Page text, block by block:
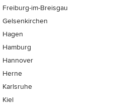
Freiburg-im-Breisgau
Gelsenkirchen
Hagen
Hamburg
Hannover
Herne
Karlsruhe
Kiel